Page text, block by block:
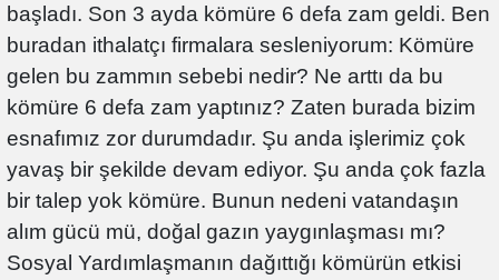
başladı. Son 3 ayda kömüre 6 defa zam geldi. Ben
buradan ithalatçı firmalara sesleniyorum: Kömüre
gelen bu zammın sebebi nedir? Ne arttı da bu
kömüre 6 defa zam yaptınız? Zaten burada bizim
esnafımız zor durumdadır. Şu anda işlerimiz çok
yavaş bir şekilde devam ediyor. Şu anda çok fazla
bir talep yok kömüre. Bunun nedeni vatandaşın
alım gücü mü, doğal gazın yaygınlaşması mı?
Sosyal Yardımlaşmanın dağıttığı kömürün etkisi